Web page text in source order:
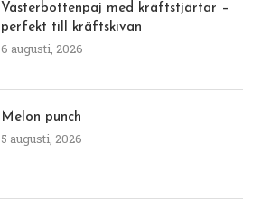
Västerbottenpaj med kräftstjärtar –
perfekt till kräftskivan
6 augusti, 2026
Melon punch
5 augusti, 2026